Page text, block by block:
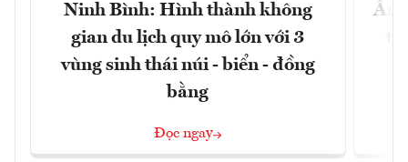
Ninh Bình: Hình thành không
gian du lịch quy mô lớn với 3
vùng sinh thái núi - biển - đồng
bằng
Đọc ngay
Ẩm